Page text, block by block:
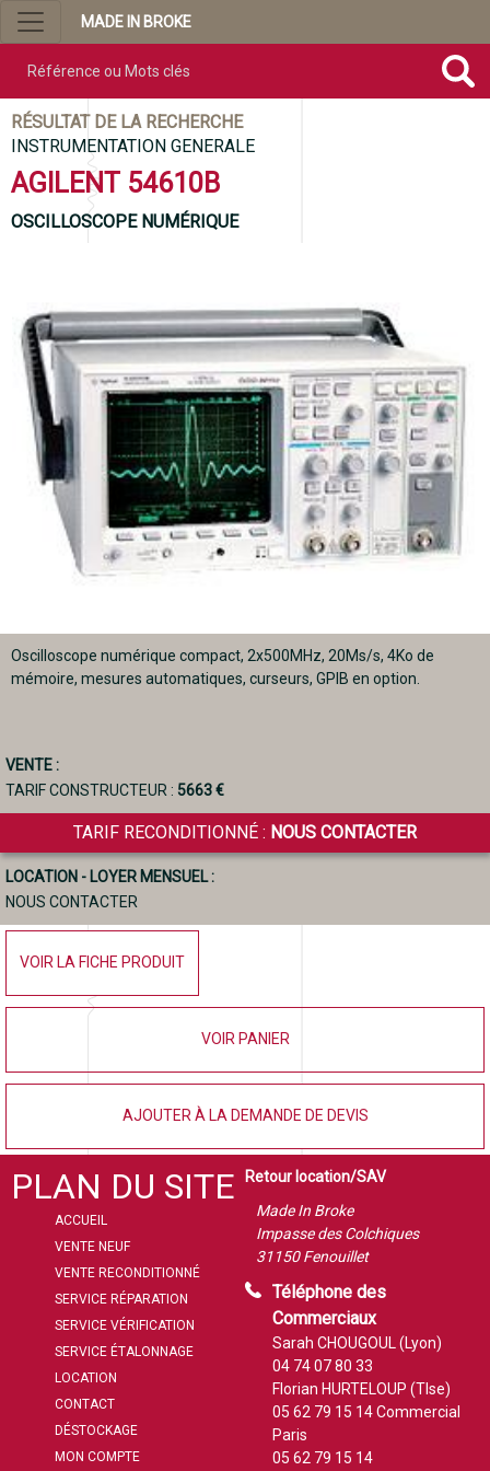
MADE IN BROKE
RÉSULTAT DE LA RECHERCHE
INSTRUMENTATION GENERALE
AGILENT 54610B
OSCILLOSCOPE NUMÉRIQUE
Oscilloscope numérique compact, 2x500MHz, 20Ms/s, 4Ko de
mémoire, mesures automatiques, curseurs, GPIB en option.
VENTE :
TARIF CONSTRUCTEUR : 5663 €
TARIF RECONDITIONNÉ : NOUS CONTACTER
LOCATION - LOYER MENSUEL :
NOUS CONTACTER
VOIR LA FICHE PRODUIT
VOIR PANIER
AJOUTER À LA DEMANDE DE DEVIS
PLAN DU SITE
ACCUEIL
VENTE NEUF
VENTE RECONDITIONNÉ
SERVICE RÉPARATION
SERVICE VÉRIFICATION
SERVICE ÉTALONNAGE
LOCATION
CONTACT
DÉSTOCKAGE
MON COMPTE
Retour location/SAV
Made In Broke
Impasse des Colchiques
31150 Fenouillet
Téléphone des
Commerciaux
Sarah CHOUGOUL (Lyon)
04 74 07 80 33
Florian HURTELOUP (Tlse)
05 62 79 15 14Commercial
Paris
05 62 79 15 14